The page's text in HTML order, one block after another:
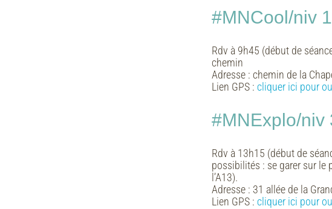
#MNCool/niv
Rdv à 9h45 (début de
chemin
Adresse : chemin de la
Lien GPS :cliquer ici pour
#MNExplo/niv
Rdv à 13h15 (début de
possibilités : se garer sur le
l’A13).
Adresse : 31 allée de la
Lien GPS :cliquer ici pour